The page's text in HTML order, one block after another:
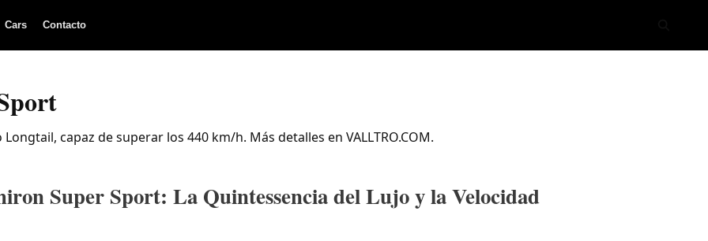
Cars Contacto
capaz de superar los 440 km/h. Más detalles en VALLTRO.COM.
Super Sport: La Quintessencia del Lujo y la Velocidad